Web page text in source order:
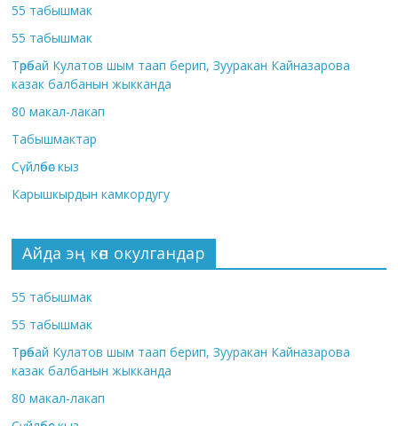
55 табышмак
55 табышмак
Төрөбай Кулатов шым таап берип, Зууракан Кайназарова
казак балбанын жыкканда
80 макал-лакап
Табышмактар
Сүйлөбөс кыз
Карышкырдын камкордугу
Айда эң көп окулгандар
55 табышмак
55 табышмак
Төрөбай Кулатов шым таап берип, Зууракан Кайназарова
казак балбанын жыкканда
80 макал-лакап